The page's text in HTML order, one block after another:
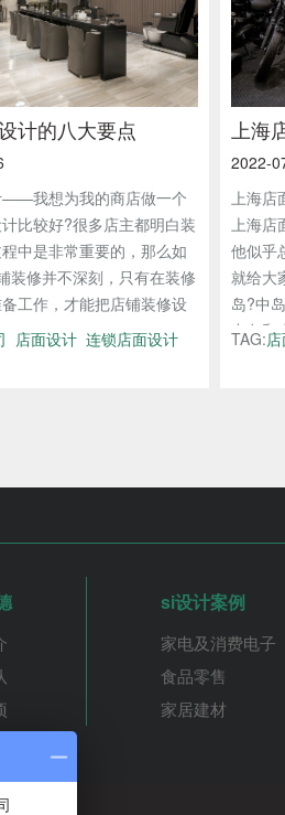
计的八大要点
——我想为我的商店做一个
比较好?很多店主都明白装
中是非常重要的，那么如
装修并不深刻，只有在装修
工作，才能把店铺装修设
店面设计 连锁店面设计
上海
2022-
上海店
上海店
他似乎
就给大
岛?中
中岛和
TAG:
si设计案例
家电及消费电子
食品零售
家居建材